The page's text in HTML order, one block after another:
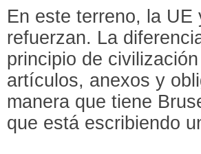
En este terreno, la
refuerzan. La
principio de
artículos, anexos y
manera que tiene
que está escribiendo